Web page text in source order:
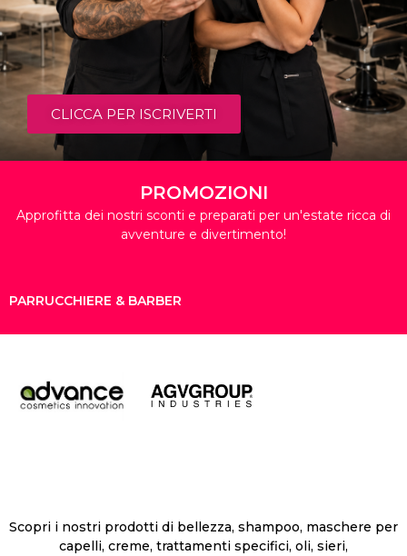
CLICCA PER ISCRIVERTI
PROMOZIONI
Approfitta dei nostri sconti e preparati per un'estate ricca di
avventure e divertimento!
PARRUCCHIERE & BARBER
Scopri i nostri prodotti di bellezza, shampoo, maschere per
capelli, creme, trattamenti specifici, oli, sieri,